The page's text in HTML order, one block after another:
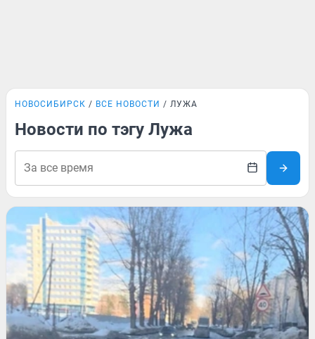
НОВОСИБИРСК ВСЕ НОВОСТИ ЛУЖА
Новости по тэгу Лужа